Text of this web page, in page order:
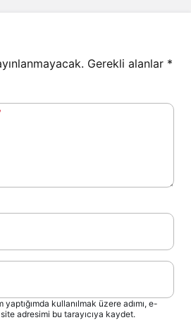
Gerekli alanlar *
kullanılmak üzere adımı, e-
adresimi bu tarayıcıya kaydet.